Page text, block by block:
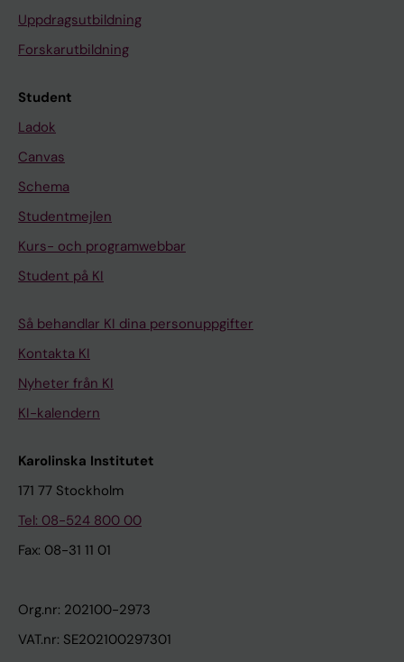
Uppdragsutbildning
Forskarutbildning
Student
Ladok
Canvas
Schema
Studentmejlen
Kurs- och programwebbar
Student på KI
Så behandlar KI dina personuppgifter
Kontakta KI
Nyheter från KI
KI-kalendern
Karolinska Institutet
171 77 Stockholm
Tel: 08-524 800 00
Fax: 08-31 11 01
Org.nr: 202100-2973
VAT.nr: SE202100297301